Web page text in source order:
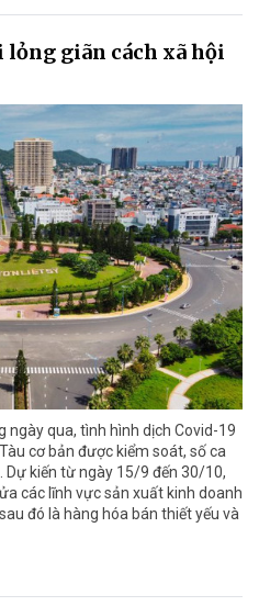
lỏng giãn cách xã hội
qua, tình hình dịch Covid-19
cơ bản được kiểm soát, số ca
kiến từ ngày 15/9 đến 30/10,
các lĩnh vực sản xuất kinh doanh
đó là hàng hóa bán thiết yếu và